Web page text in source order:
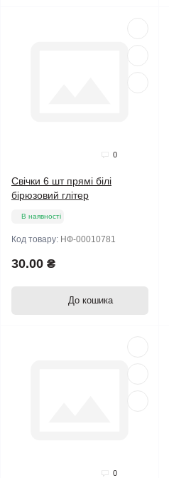
0
Свічки 6 шт прямі білі
бірюзовий глітер
В наявності
Код товару: НФ-00010781
30.00 ₴
До кошика
0